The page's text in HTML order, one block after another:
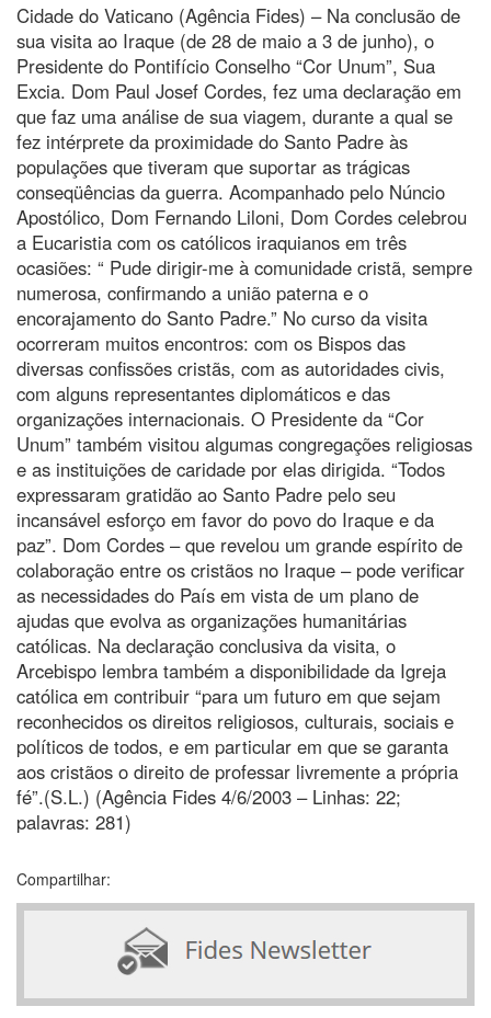
Cidade do Vaticano (Agência Fides) – Na conclusão de
sua visita ao Iraque (de 28 de maio a 3 de junho), o
Presidente do Pontifício Conselho “Cor Unum”, Sua
Excia. Dom Paul Josef Cordes, fez uma declaração em
que faz uma análise de sua viagem, durante a qual se
fez intérprete da proximidade do Santo Padre às
populações que tiveram que suportar as trágicas
conseqüências da guerra. Acompanhado pelo Núncio
Apostólico, Dom Fernando Liloni, Dom Cordes celebrou
a Eucaristia com os católicos iraquianos em três
ocasiões: “ Pude dirigir-me à comunidade cristã, sempre
numerosa, confirmando a união paterna e o
encorajamento do Santo Padre.” No curso da visita
ocorreram muitos encontros: com os Bispos das
diversas confissões cristãs, com as autoridades civis,
com alguns representantes diplomáticos e das
organizações internacionais. O Presidente da “Cor
Unum” também visitou algumas congregações religiosas
e as instituições de caridade por elas dirigida. “Todos
expressaram gratidão ao Santo Padre pelo seu
incansável esforço em favor do povo do Iraque e da
paz”. Dom Cordes – que revelou um grande espírito de
colaboração entre os cristãos no Iraque – pode verificar
as necessidades do País em vista de um plano de
ajudas que evolva as organizações humanitárias
católicas. Na declaração conclusiva da visita, o
Arcebispo lembra também a disponibilidade da Igreja
católica em contribuir “para um futuro em que sejam
reconhecidos os direitos religiosos, culturais, sociais e
políticos de todos, e em particular em que se garanta
aos cristãos o direito de professar livremente a própria
fé”.(S.L.) (Agência Fides 4/6/2003 – Linhas: 22;
palavras: 281)
Compartilhar: